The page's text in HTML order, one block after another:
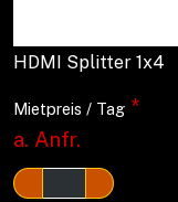
HDMI Splitter 1x4
Mietpreis / Tag *
a. Anfr.